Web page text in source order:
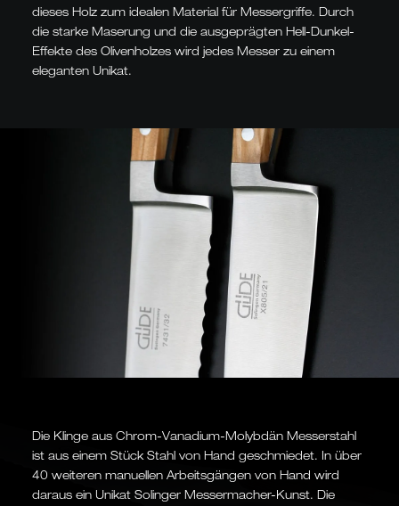
dieses Holz zum idealen Material für Messergriffe. Durch
die starke Maserung und die ausgeprägten Hell-Dunkel-
Effekte des Olivenholzes wird jedes Messer zu einem
eleganten Unikat.
Die Klinge aus Chrom-Vanadium-Molybdän Messerstahl
ist aus einem Stück Stahl von Hand geschmiedet. In über
40 weiteren manuellen Arbeitsgängen von Hand wird
daraus ein Unikat Solinger Messermacher-Kunst. Die